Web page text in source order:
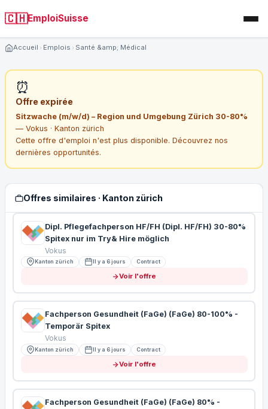
🇨🇭EmploiSuisse
Accueil Emplois Santé &amp; Médical
⏰
Offre expirée
Sitzwache (m/w/d) – Region und Umgebung Zürich 30-80%
— Vokus · Kanton zürich
Cette offre d'emploi n'est plus disponible. Découvrez nos
dernières opportunités.
Offres similaires · Kanton zürich
Dipl. Pflegefachperson HF/FH (Dipl. HF/FH) 30-80%
Spitex nur im Try& Hire möglich
Vokus
Kanton zürich Il y a 6 jours Contract
Voir l'offre
Fachperson Gesundheit (FaGe) (FaGe) 80-100% -
Temporär Spitex
Vokus
Kanton zürich Il y a 6 jours Contract
Voir l'offre
Fachperson Gesundheit (FaGe) (FaGe) 80% -